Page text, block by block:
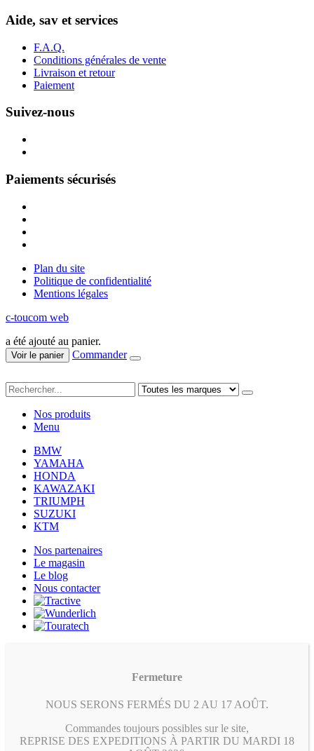
Aide, sav et services
F.A.Q.
Conditions générales de vente
Livraison et retour
Paiement
Suivez-nous
Paiements sécurisés
Plan du site
Politique de confidentialité
Mentions légales
c-toucom web
a été ajouté au panier.
Voir le panier Commander
Nos produits
Menu
BMW
YAMAHA
HONDA
KAWAZAKI
TRIUMPH
SUZUKI
KTM
Nos partenaires
Le magasin
Le blog
Nous contacter
Fermeture
NOUS SERONS FERMÉS DU 2 AU 17 AOÛT.
Commandes toujours possibles sur le site,
REPRISE DES EXPEDITIONS À PARTIR DU MARDI 18